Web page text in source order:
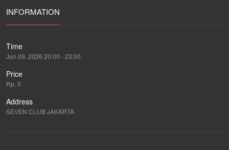
INFORMATION
Time
Jun 09, 2026 20:00 - 23:00
Price
Rp. 0
Address
SEVEN CLUB JAKARTA